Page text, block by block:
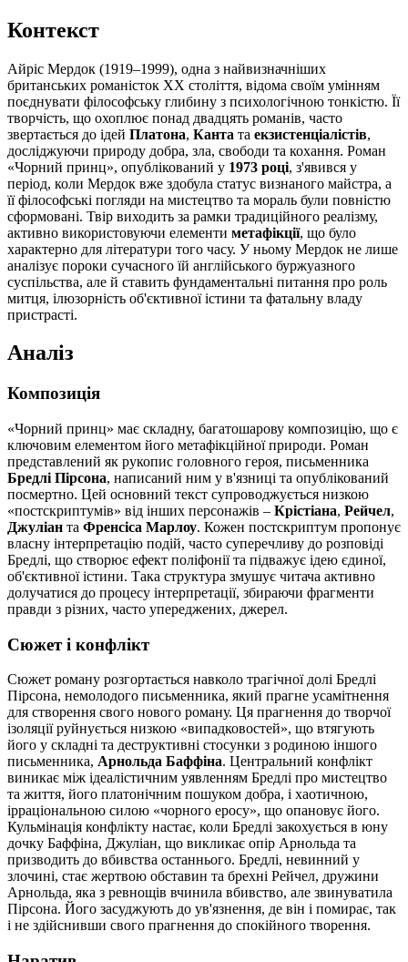
Контекст
Айріс Мердок (1919–1999), одна з найвизначніших
британських романісток XX століття, відома своїм умінням
поєднувати філософську глибину з психологічною тонкістю. Її
творчість, що охоплює понад двадцять романів, часто
звертається до ідей Платона, Канта та екзистенціалістів,
досліджуючи природу добра, зла, свободи та кохання. Роман
«Чорний принц», опублікований у 1973 році, з'явився у
період, коли Мердок вже здобула статус визнаного майстра, а
її філософські погляди на мистецтво та мораль були повністю
сформовані. Твір виходить за рамки традиційного реалізму,
активно використовуючи елементи метафікції, що було
характерно для літератури того часу. У ньому Мердок не лише
аналізує пороки сучасного їй англійського буржуазного
суспільства, але й ставить фундаментальні питання про роль
митця, ілюзорність об'єктивної істини та фатальну владу
пристрасті.
Аналіз
Композиція
«Чорний принц» має складну, багатошарову композицію, що є
ключовим елементом його метафікційної природи. Роман
представлений як рукопис головного героя, письменника
Бредлі Пірсона, написаний ним у в'язниці та опублікований
посмертно. Цей основний текст супроводжується низкою
«постскриптумів» від інших персонажів – Крістіана, Рейчел,
Джуліан та Френсіса Марлоу. Кожен постскриптум пропонує
власну інтерпретацію подій, часто суперечливу до розповіді
Бредлі, що створює ефект поліфонії та підважує ідею єдиної,
об'єктивної істини. Така структура змушує читача активно
долучатися до процесу інтерпретації, збираючи фрагменти
правди з різних, часто упереджених, джерел.
Сюжет і конфлікт
Сюжет роману розгортається навколо трагічної долі Бредлі
Пірсона, немолодого письменника, який прагне усамітнення
для створення свого нового роману. Ця прагнення до творчої
ізоляції руйнується низкою «випадковостей», що втягують
його у складні та деструктивні стосунки з родиною іншого
письменника, Арнольда Баффіна. Центральний конфлікт
виникає між ідеалістичним уявленням Бредлі про мистецтво
та життя, його платонічним пошуком добра, і хаотичною,
ірраціональною силою «чорного еросу», що опановує його.
Кульмінація конфлікту настає, коли Бредлі закохується в юну
дочку Баффіна, Джуліан, що викликає опір Арнольда та
призводить до вбивства останнього. Бредлі, невинний у
злочині, стає жертвою обставин та брехні Рейчел, дружини
Арнольда, яка з ревнощів вчинила вбивство, але звинуватила
Пірсона. Його засуджують до ув'язнення, де він і помирає, так
і не здійснивши свого прагнення до спокійного творення.